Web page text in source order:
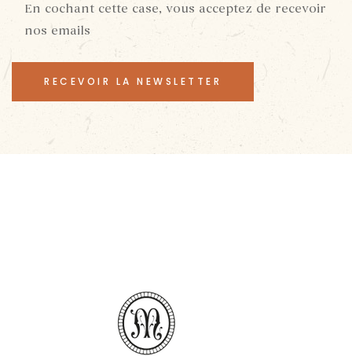
En cochant cette case, vous acceptez de recevoir
nos emails